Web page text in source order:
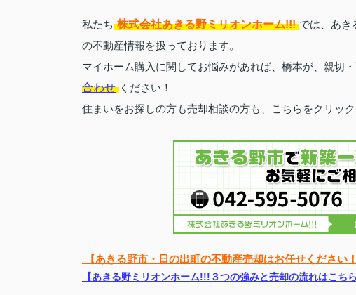
私たち 株式会社あきる野ミリオンホーム!!! では、あき
の不動産情報を扱っております。
マイホーム購入に関してお悩みがあれば、橋本が、親切
合わせ ください！
住まいをお探しの方も売却相談の方も、こちらをクリック
【あきる野市・日の出町の不動産売却はお任せください
【あきる野ミリオンホーム!!!３つの強みと売却の流れはこちら